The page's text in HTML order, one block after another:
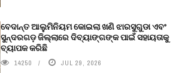
ବେଦାନ୍ତ ଆଲୁମିନିୟମ କୋଇଲା ଖଣି ଝାରସୁଗୁଡା ଏବଂ
ସୁନ୍ଦରଗଡ଼ ଜିଲ୍ଲାରେ ଦିବ୍ୟାଙ୍ଗଙ୍କ ପାଇଁ ସହାୟତାକୁ
ବ୍ୟାପକ କରିଛି
14250 JUL 29, 2026